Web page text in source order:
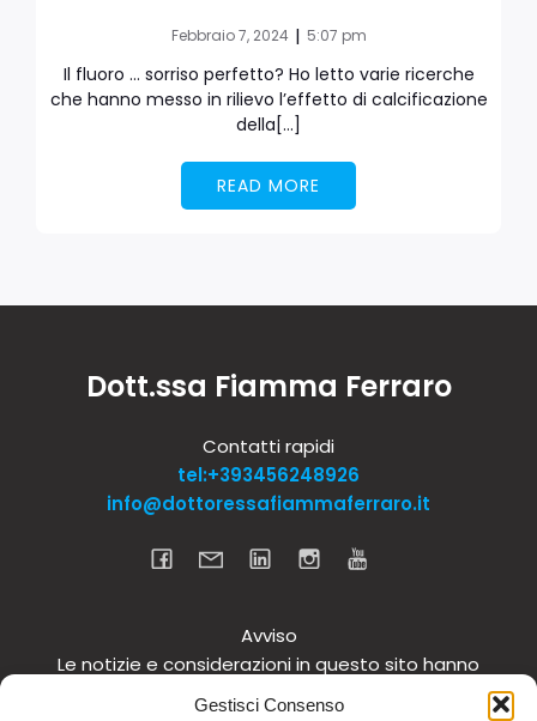
Gestisci Consenso
Febbraio 7, 2024 | 5:07 pm
Il fluoro … sorriso perfetto? Ho letto varie ricerche
che hanno messo in rilievo l’effetto di calcificazione
della[…]
READ MORE
Dott.ssa Fiamma Ferraro
Contatti rapidi
tel:+393456248926
info@dottoressafiammaferraro.it
Avviso
Le notizie e considerazioni in questo sito hanno
carattere informativo generale e non intendono in